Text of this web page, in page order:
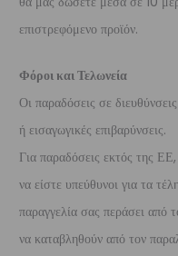
επιστρεφόμενο προϊόν.
Φόροι και Τελωνεία
Οι παραδόσεις σε
ή εισαγωγικές επιβαρύνσεις.
Για παραδόσεις εκτός της
να είστε υπεύθυνοι για τα
παραγγελία σας περάσει από
να καταβληθούν από τον